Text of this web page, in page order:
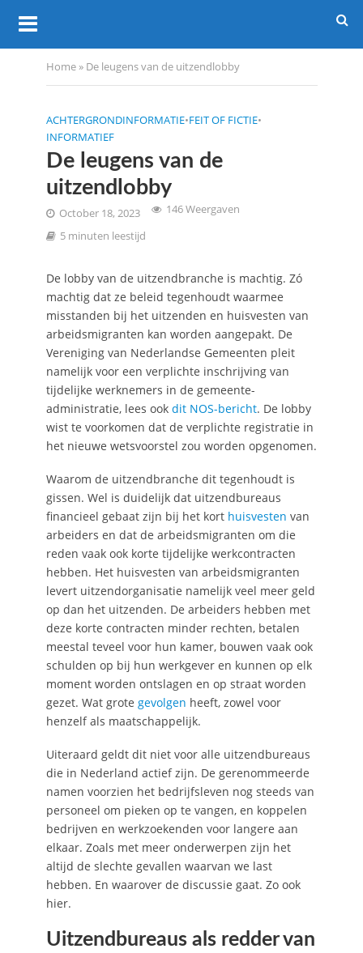
Home» De leugens van de uitzendlobby
ACHTERGRONDINFORMATIE•FEIT OF FICTIE•
INFORMATIEF
De leugens van de
uitzendlobby
October 18, 2023
146 Weergaven
5 minuten leestijd
De lobby van de uitzendbranche is machtig. Zó
machtig dat ze beleid tegenhoudt waarmee
misstanden bij het uitzenden en huisvesten van
arbeidsmigranten kan worden aangepakt. De
Vereniging van Nederlandse Gemeenten pleit
namelijk voor een verplichte inschrijving van
tijdelijke werknemers in de gemeente-
administratie, lees ook dit NOS-bericht. De lobby
wist te voorkomen dat de verplichte registratie in
het nieuwe wetsvoorstel zou worden opgenomen.
Waarom de uitzendbranche dit tegenhoudt is
gissen. Wel is duidelijk dat uitzendbureaus
financieel gebaat zijn bij het kort huisvesten van
arbeiders en dat de arbeidsmigranten om die
reden vaak ook korte tijdelijke werkcontracten
hebben. Het huisvesten van arbeidsmigranten
levert uitzendorganisatie namelijk veel meer geld
op dan het uitzenden. De arbeiders hebben met
deze korte contracten minder rechten, betalen
meestal teveel voor hun kamer, bouwen vaak ook
schulden op bij hun werkgever en kunnen op elk
moment worden ontslagen en op straat worden
gezet. Wat grote gevolgen heeft, zowel voor
henzelf als maatschappelijk.
Uiteraard geldt dit niet voor alle uitzendbureaus
die in Nederland actief zijn. De gerenommeerde
namen voorzien het bedrijfsleven nog steeds van
personeel om pieken op te vangen, en koppelen
bedrijven en werkzoekenden voor langere aan
elkaar. Zoals met meer onderwerpen zijn het
altijd de slechte gevallen waarvan we last
hebben. En waarover de discussie gaat. Zo ook
hier.
Uitzendbureaus als redder van